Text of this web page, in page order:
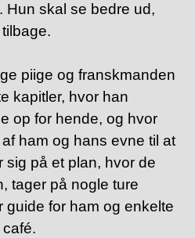
Hun skal se bedre ud,
piige og franskmanden
kapitler, hvor han
op for hende, og hvor
ham og hans evne til at
sig på et plan, hvor de
tager på nogle ture
for ham og enkelte